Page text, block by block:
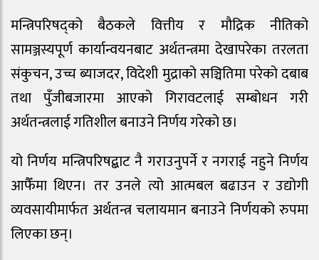
मन्त्रिपरिषद्को बैठकले वित्तीय र मौद्रिक नीतिको
सामञ्जस्यपूर्ण कार्यान्वयनबाट अर्थतन्त्रमा देखापरेका तरलता
संकुचन, उच्च ब्याजदर, विदेशी मुद्राको सञ्चितिमा परेको दबाब
तथा पुँजीबजारमा आएको गिरावटलाई सम्बोधन गरी
अर्थतन्त्रलाई गतिशील बनाउने निर्णय गरेको छ।
यो निर्णय मन्त्रिपरिषद्बाट नै गराउनुपर्ने र नगराई नहुने निर्णय
आफैँमा थिएन। तर उनले त्यो आत्मबल बढाउन र उद्योगी
व्यवसायीमार्फत अर्थतन्त्र चलायमान बनाउने निर्णयको रुपमा
लिएका छन्।